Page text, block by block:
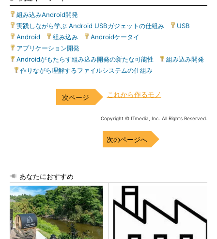
組み込みAndroid開発
実践しながら学ぶ Android USBガジェットの仕組み
USB
Android
組み込み Androidケータイ
アプリケーション開発
Androidがもたらす組み込み開発の新たな可能性
組み込み開発
作りながら理解するファイルシステムの仕組み
これから作るモノ
Copyright © ITmedia, Inc. All Rights Reserved.
次のページへ
あなたにおすすめ